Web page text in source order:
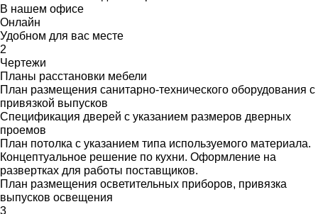
В нашем офисе
Онлайн
Удобном для вас месте
2
Чертежи
Планы расстановки мебели
План размещения санитарно-технического оборудования с
привязкой выпусков
Спецификация дверей с указанием размеров дверных
проемов
План потолка с указанием типа используемого материала.
Концептуальное решение по кухни. Оформление на
развертках для работы поставщиков.
План размещения осветительных приборов, привязка
выпусков освещения
3